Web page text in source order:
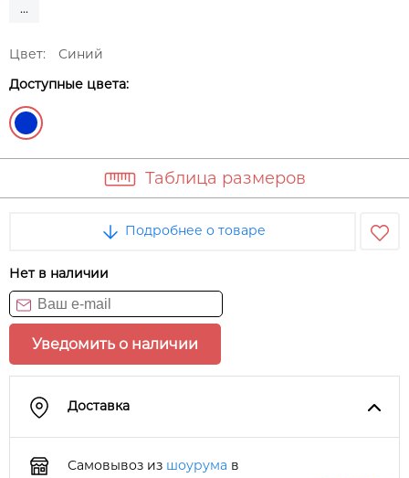
...
Цвет:
Синий
Доступные цвета:
Таблица размеров
Подробнее о товаре
Нет в наличии
Уведомить о наличии
Доставка
Самовывоз из шоурума в